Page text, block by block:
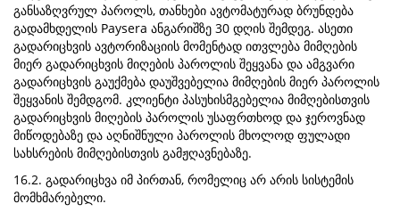
განსაზღვრულ პაროლს, თანხები ავტომატურად ბრუნდება
გადამხდელის Paysera ანგარიშზე 30 დღის შემდეგ. ასეთი
გადარიცხვის ავტორიზაციის მომენტად ითვლება მიმღების
მიერ გადარიცხვის მიღების პაროლის შეყვანა და ამგვარი
გადარიცხვის გაუქმება დაუშვებელია მიმღების მიერ პაროლის
შეყვანის შემდგომ. კლიენტი პასუხისმგებელია მიმღებისთვის
გადარიცხვის მიღების პაროლის უსაფრთხოდ და ჯეროვნად
მიწოდებაზე და აღნიშნული პაროლის მხოლოდ ფულადი
სახსრების მიმღებისთვის გამჟღავნებაზე.
16.2. გადარიცხვა იმ პირთან, რომელიც არ არის სისტემის
მომხმარებელი.